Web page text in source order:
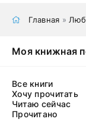
Главная »
Моя книжная
Все книги
Хочу прочитать
Читаю сейчас
Прочитано